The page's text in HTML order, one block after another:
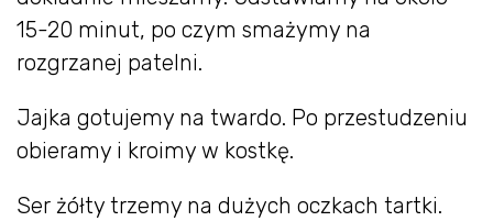
15-20 minut, po czym smażymy na
rozgrzanej patelni.
Jajka gotujemy na twardo. Po przestudzeniu
obieramy i kroimy w kostkę.
Ser żółty trzemy na dużych oczkach tartki.